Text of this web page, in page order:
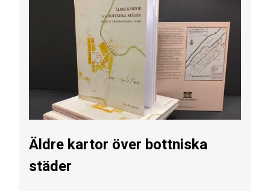
Äldre kartor över bottniska
städer